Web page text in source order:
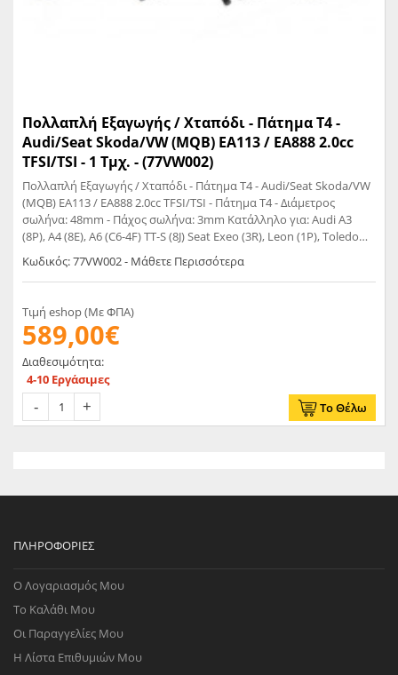
Πολλαπλή Εξαγωγής / Χταπόδι - Πάτημα T4 -
Audi/Seat Skoda/VW (MQB) EA113 / EA888 2.0cc
TFSI/TSI - 1 Τμχ. - (77VW002)
Πολλαπλή Εξαγωγής / Χταπόδι - Πάτημα T4 - Audi/Seat Skoda/VW
(MQB) EA113 / EA888 2.0cc TFSI/TSI - Πάτημα T4 - Διάμετρος
σωλήνα: 48mm - Πάχος σωλήνα: 3mm Κατάλληλο για: Audi A3
(8P), A4 (8E), A6 (C6-4F) TT-S (8J) Seat Exeo (3R), Leon (1P), Toledo
(5P), Skoda Octavia (1Z) VW Eos (1F), Golf V+VI (1K_),Jetta (1K_),
Passat (3C), Scirocco III (13)
Κωδικός: 77VW002 - Μάθετε Περισσότερα
Τιμή eshop (Με ΦΠΑ)
589,00€
Διαθεσιμότητα:
4-10 Εργάσιμες
Το Θέλω
ΠΛΗΡΟΦΟΡΊΕΣ
Ο Λογαριασμός Μου
Το Καλάθι Μου
Οι Παραγγελίες Μου
Η Λίστα Επιθυμιών Μου